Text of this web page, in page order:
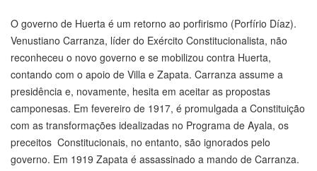
O governo de Huerta é um retorno ao porfirismo (Porfírio Díaz).
Venustiano Carranza, líder do Exército Constitucionalista, não
reconheceu o novo governo e se mobilizou contra Huerta,
contando com o apoio de Villa e Zapata. Carranza assume a
presidência e, novamente, hesita em aceitar as propostas
camponesas. Em fevereiro de 1917, é promulgada a Constituição
com as transformações idealizadas no Programa de Ayala, os
preceitos Constitucionais, no entanto, são ignorados pelo
governo. Em 1919 Zapata é assassinado a mando de Carranza.